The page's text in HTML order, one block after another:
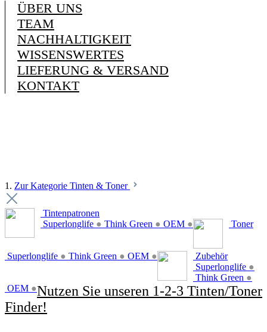
ÜBER UNS
TEAM
NACHHALTIGKEIT
WISSENSWERTES
LIEFERUNG & VERSAND
KONTAKT
1. Zur Kategorie Tinten & Toner
Tintenpatronen
Superlonglife ● Think Green ● OEM ● Toner
Superlonglife ● Think Green ● OEM ●
Zubehör
Superlonglife ●
Think Green ●
OEM ●Nutzen Sie unseren 1-2-3 Tinten/Toner
Finder!